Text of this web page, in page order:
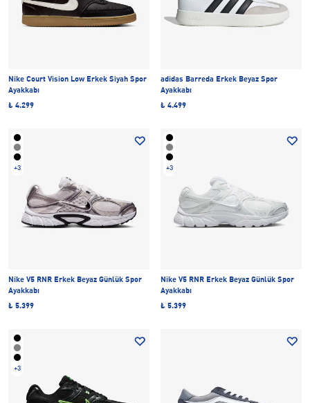
Nike Court Vision Low Erkek Siyah Spor
Ayakkabı
₺ 4.299
adidas Barreda Erkek Beyaz Spor
Ayakkabı
₺ 4.499
+3
Nike V5 RNR Erkek Beyaz Günlük Spor
Ayakkabı
₺ 5.399
+3
Nike V5 RNR Erkek Beyaz Günlük Spor
Ayakkabı
₺ 5.399
+3